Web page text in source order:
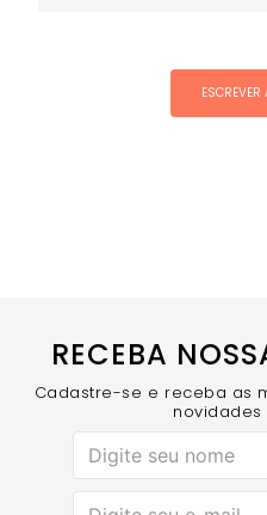
RECEBA
Cadastre-se e receba as